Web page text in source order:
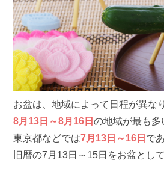
お盆は、地域によって日程が異な
8月13日～8月16日の地域が最も多
東京都などでは7月13日～16日 で
旧暦の7月13日～15日をお盆とし